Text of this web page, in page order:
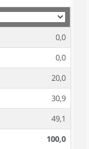
0,0
0,0
20,0
30,9
49,1
100,0